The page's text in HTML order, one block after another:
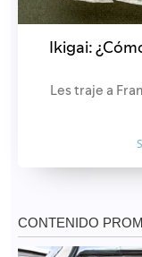
Ikigai:
Les traje a